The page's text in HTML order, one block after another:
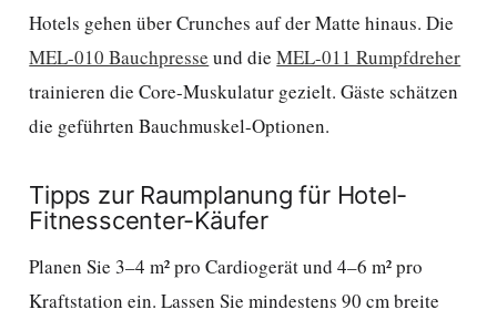
Hotels gehen über Crunches auf der Matte hinaus. Die
MEL-010 Bauchpresse und dieMEL-011 Rumpfdreher
trainieren die Core-Muskulatur gezielt. Gäste schätzen
die geführten Bauchmuskel-Optionen.
Tipps zur Raumplanung für Hotel-
Fitnesscenter-Käufer
Planen Sie 3–4 m² pro Cardiogerät und 4–6 m² pro
Kraftstation ein. Lassen Sie mindestens 90 cm breite